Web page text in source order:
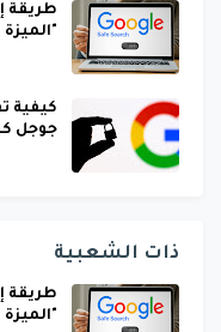
طريقة
كيفية
جوجل
ذات الشعبية
طريقة